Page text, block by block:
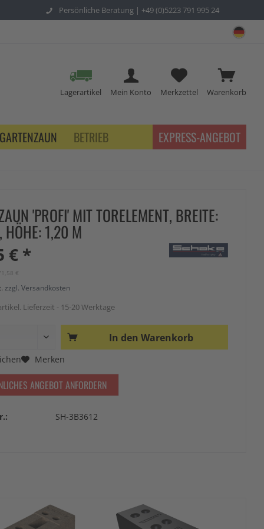
Persönliche Beratung | +49 (0)5223 791 995 24
Warenkorb
Merkzettel
Mein Konto
Lagerartikel
GARTENZAUN BETRIEB EXPRESS-ANGEBOT
'PROFI' MIT TORELEMENT, BREITE:
HÖHE: 1,20 M
€ *
€
zzgl. Versandkosten
Lieferzeit - 15-20 Werktage
In den Warenkorb
Merken
ANGEBOT ANFORDERN
SH-3B3612